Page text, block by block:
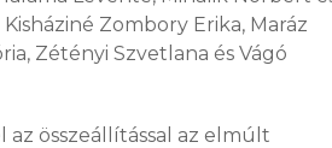
Zombory Erika, Maráz
Zétényi Szvetlana és Vágó
az összeállítással az elmúlt